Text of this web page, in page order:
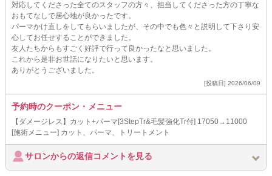
対応してくださった全てのスタッフの方々、担当してくださった方の丁寧な
おもてなしで居心地が良かったです。
パーマかけ直しをしてもらいましたが、その中でも色々と説明して下さり安
心してお任せすることができました。
友人たちからもすごく好評で行って良かったなと思いました。
これから是非お世話になりたいと思います。
ありがとうございました。
[投稿日] 2026/06/09
予約時のクーポン・メニュー
【ダメージレス】カット+パーマ[3StepTr&毛髪強化Tr付] 17050→11000
[施術メニュー] カット、パーマ、トリートメント
サロンからの返信コメントを見る